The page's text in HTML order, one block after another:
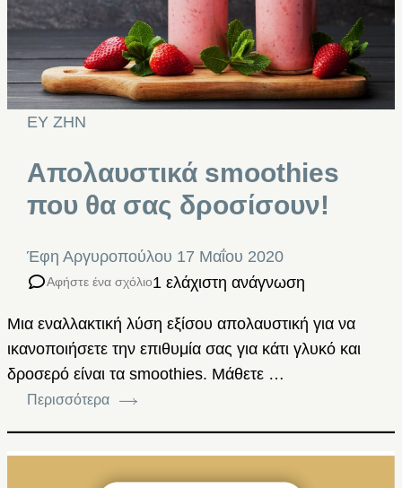
ΕΥ ΖΗΝ
Απολαυστικά smoothies
που θα σας δροσίσουν!
Έφη Αργυροπούλου 17 Μαΐου 2020
Αφήστε ένα σχόλιο1 ελάχιστη ανάγνωση
Μια εναλλακτική λύση εξίσου απολαυστική για να
ικανοποιήσετε την επιθυμία σας για κάτι γλυκό και
δροσερό είναι τα smoothies. Μάθετε …
Περισσότερα